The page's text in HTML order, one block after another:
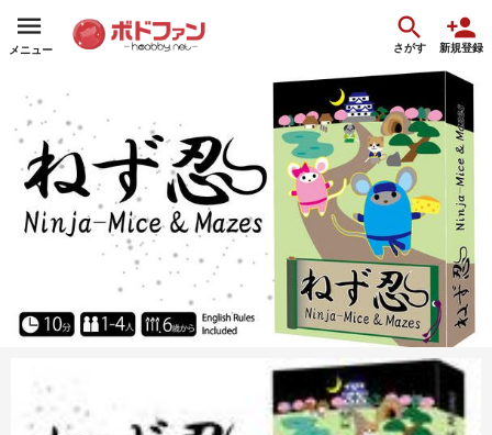
メニュー さがす 新規登録